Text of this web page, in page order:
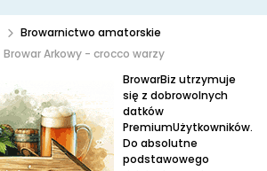
Browarnictwo amatorskie
Browar Arkowy - crocco warzy
BrowarBiz utrzymuje
się z dobrowolnych
datków
PremiumUżytkowników.
Do absolutne
podstawowego